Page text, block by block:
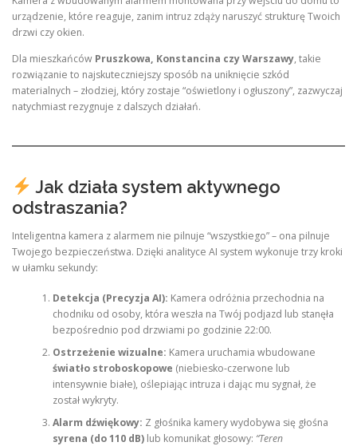
urządzenie, które reaguje, zanim intruz zdąży naruszyć strukturę Twoich
drzwi czy okien.
Dla mieszkańców Pruszkowa, Konstancina czy Warszawy, takie
rozwiązanie to najskuteczniejszy sposób na uniknięcie szkód
materialnych – złodziej, który zostaje “oświetlony i ogłuszony”, zazwyczaj
natychmiast rezygnuje z dalszych działań.
Jak działa system aktywnego
odstraszania?
Inteligentna kamera z alarmem nie pilnuje “wszystkiego” – ona pilnuje
Twojego bezpieczeństwa. Dzięki analityce AI system wykonuje trzy kroki
w ułamku sekundy:
Detekcja (Precyzja AI): Kamera odróżnia przechodnia na
chodniku od osoby, która weszła na Twój podjazd lub stanęła
bezpośrednio pod drzwiami po godzinie 22:00.
Ostrzeżenie wizualne: Kamera uruchamia wbudowane
światło stroboskopowe (niebiesko-czerwone lub
intensywnie białe), oślepiając intruza i dając mu sygnał, że
został wykryty.
Alarm dźwiękowy: Z głośnika kamery wydobywa się głośna
syrena (do 110 dB)lub komunikat głosowy: “Teren